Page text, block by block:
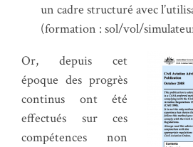
un cadre structuré avec
(formation : sol/vol/
Or, depuis cet
époque des progrès
continus ont été
effectués sur ces
compétences non